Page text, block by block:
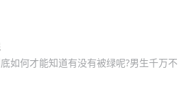
如何才能知道有没有被绿呢?男生千万不